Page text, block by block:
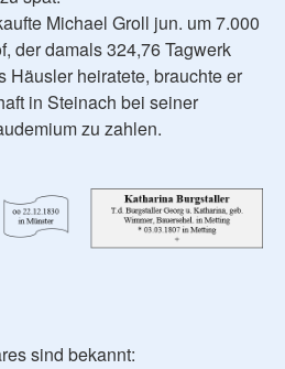
Michael Groll jun. um 7.000
der damals 324,76 Tagwerk
Häusler heiratete, brauchte er
in Steinach bei seiner
zu zahlen.
sind bekannt: